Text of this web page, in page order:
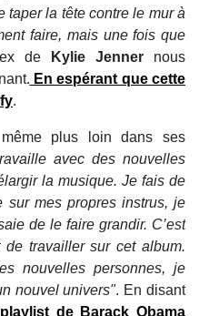
taper la tête contre le mur à
faire, mais une fois que
de Kylie Jennernous
En espérant que cette
.
plus loin dans ses
avec des nouvelles
la musique. Je fais de
sur mes propres instrus, je
de le faire grandir. C’est
travailler sur cet album.
nouvelles personnes, je
nouvel univers". En disant
de Barack Obama